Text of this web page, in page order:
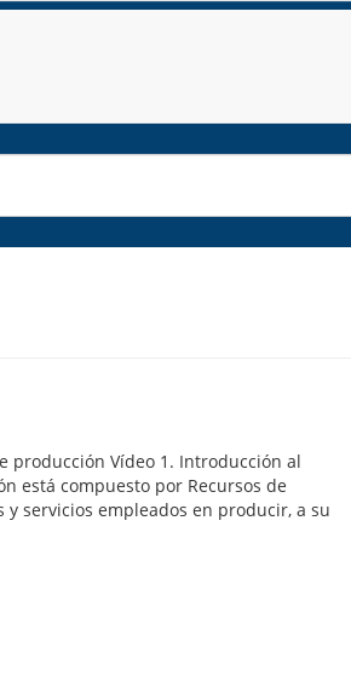
producción Vídeo 1. Introducción al
está compuesto por Recursos de
y servicios empleados en producir, a su